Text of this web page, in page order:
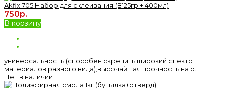
Akfix 705 Набор для склеивания (В125гр + 400мл)
750р.
В корзину
универсальность (способен скрепить широкий спектр
материалов разного вида);высочайшая прочность на о..
Нет в наличии